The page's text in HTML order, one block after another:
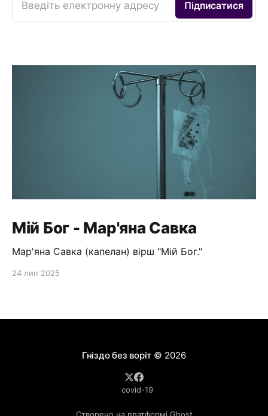
Введіть електронну адресу Підписатися
Мій Бог - Мар'яна Савка
Мар'яна Савка (капелан) вірш "Мій Бог."
24 лип 2025
Гніздо без воріт © 2026
covid-19